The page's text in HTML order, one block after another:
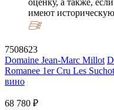
оценку, а также,
имеют
7508623
Domaine Jean-Marc Millot
Romanee 1er Cru Les
вино
68 780 ₽